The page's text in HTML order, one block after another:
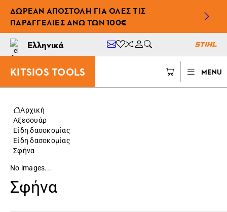
ΔΩΡΕΆΝ ΑΠΟΣΤΟΛΉ ΓΙΑ ΌΛΕΣ ΤΙΣ
ΠΑΡΑΓΓΕΛΊΕΣ ΆΝΩ ΤΩΝ 100€
Ελληνικά
KITSIOS TOOLS MENU
Αρχική
Αξεσουάρ
Είδη δασοκομίας
Είδη δασοκομίας
Σφήνα
No images...
Σφήνα